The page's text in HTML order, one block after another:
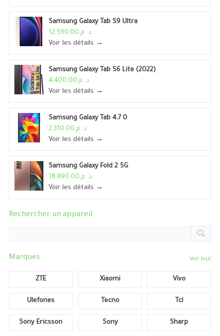
Samsung Galaxy Tab S9 Ultra
د. م.12,590.00
Voir les détails →
Samsung Galaxy Tab S6 Lite (2022)
د. م.4,400.00
Voir les détails →
Samsung Galaxy Tab 4.7 0
د. م.2,310.00
Voir les détails →
Samsung Galaxy Fold 2 5G
د. م.18,890.00
Voir les détails →
Rechercher un appareil
Marques Voir tout
ZTE Xiaomi Vivo
Ulefones Tecno Tcl
Sony Ericsson Sony Sharp